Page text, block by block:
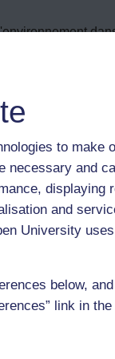
to make
necessary and
displaying
and
University
below,
link in
bonne estime
sa place
facilement.
l'histoire en la
classe et en
à vos
en histoire.